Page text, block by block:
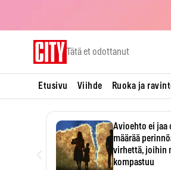
Tätä et odottanut
Etusivu Viihde Ruoka ja
Avioehto ei jaa
määrää
virhettä, joihin
kompastuu